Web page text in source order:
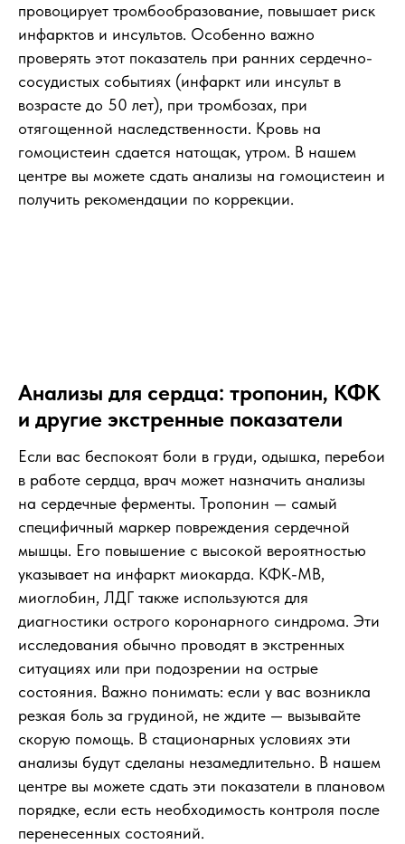
провоцирует тромбообразование, повышает риск
инфарктов и инсультов. Особенно важно
проверять этот показатель при ранних сердечно-
сосудистых событиях (инфаркт или инсульт в
возрасте до 50 лет), при тромбозах, при
отягощенной наследственности. Кровь на
гомоцистеин сдается натощак, утром. В нашем
центре вы можете сдать анализы на гомоцистеин и
получить рекомендации по коррекции.
Анализы для сердца: тропонин, КФК
и другие экстренные показатели
Если вас беспокоят боли в груди, одышка, перебои
в работе сердца, врач может назначить анализы
на сердечные ферменты. Тропонин — самый
специфичный маркер повреждения сердечной
мышцы. Его повышение с высокой вероятностью
указывает на инфаркт миокарда. КФК-МВ,
миоглобин, ЛДГ также используются для
диагностики острого коронарного синдрома. Эти
исследования обычно проводят в экстренных
ситуациях или при подозрении на острые
состояния. Важно понимать: если у вас возникла
резкая боль за грудиной, не ждите — вызывайте
скорую помощь. В стационарных условиях эти
анализы будут сделаны незамедлительно. В нашем
центре вы можете сдать эти показатели в плановом
порядке, если есть необходимость контроля после
перенесенных состояний.